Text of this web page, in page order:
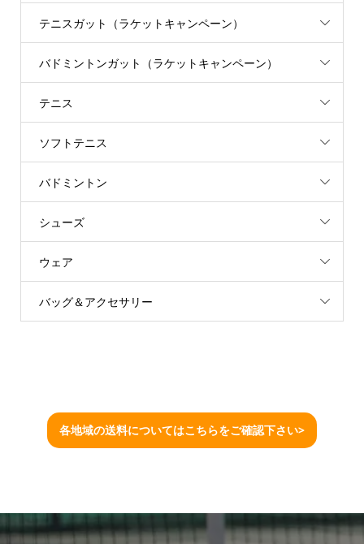
テニスガット（ラケットキャンペーン）
バドミントンガット（ラケットキャンペーン）
テニス
ソフトテニス
バドミントン
シューズ
ウェア
バッグ＆アクセサリー
各地域の送料についてはこちらをご確認下さい>